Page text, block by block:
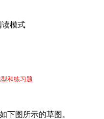
读模式
和练习题
下图所示的草图。